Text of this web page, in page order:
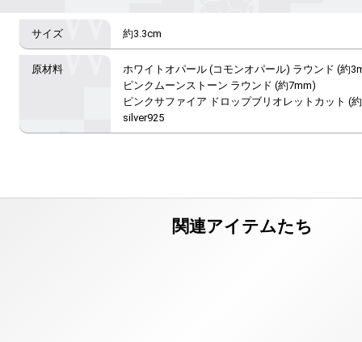
約3.3cm
ホワイトオパール (コモンオパール) ラウンド (約
ピンクムーンストーン ラウンド (約7mm)
ピンクサファイア ドロップブリオレットカット (
silver925